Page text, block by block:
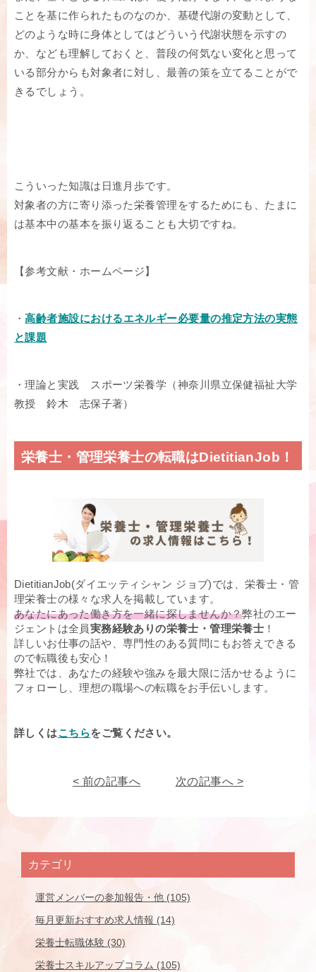
ことを基に作られたものなのか、基礎代謝の変動として、
どのような時に身体としてはどういう代謝状態を示すの
か、なども理解しておくと、普段の何気ない変化と思って
いる部分からも対象者に対し、最善の策を立てることがで
きるでしょう。
こういった知識は日進月歩です。
対象者の方に寄り添った栄養管理をするためにも、たまに
は基本中の基本を振り返ることも大切ですね。
【参考文献・ホームページ】
・高齢者施設におけるエネルギー必要量の推定方法の実態
と課題
・理論と実践 スポーツ栄養学（神奈川県立保健福祉大学
教授 鈴木 志保子著）
栄養士・管理栄養士の転職はDietitianJob！
DietitianJob(ダイエッティシャン ジョブ)では、栄養士・管
理栄養士の様々な求人を掲載しています。
あなたにあった働き方を一緒に探しませんか？弊社のエー
ジェントは全員実務経験ありの栄養士・管理栄養士 ！
詳しいお仕事の話や、専門性のある質問にもお答えできる
ので転職後も安心！
弊社では、あなたの経験や強みを最大限に活かせるように
フォローし、理想の職場への転職をお手伝いします。
詳しくはこちらをご覧ください。
< 前の記事へ 次の記事へ >
カテゴリ
運営メンバーの参加報告・他 (105)
毎月更新おすすめ求人情報 (14)
栄養士転職体験 (30)
栄養士スキルアップコラム (105)